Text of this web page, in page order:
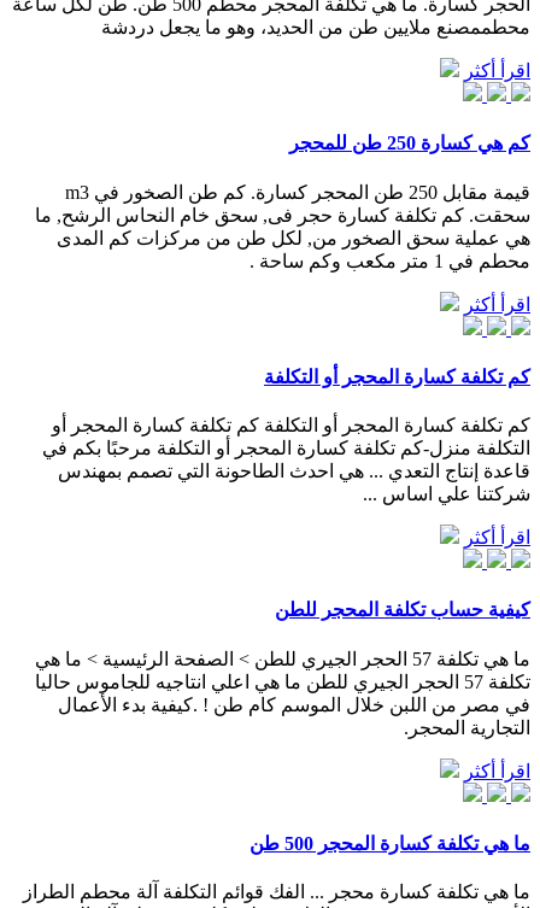
الحجر كسارة. ما هي تكلفة المحجر محطم 500 طن. طن لكل ساعة
محطممصنع ملايين طن من الحديد، وهو ما يجعل دردشة
اقرأ أكثر
كم هي كسارة 250 طن للمحجر
قيمة مقابل 250 طن المحجر كسارة. كم طن الصخور في m3
سحقت. كم تكلفة كسارة حجر فى, سحق خام النحاس الرشح, ما
هي عملية سحق الصخور من, لكل طن من مركزات كم المدى
محطم في 1 متر مكعب وكم ساحة .
اقرأ أكثر
كم تكلفة كسارة المحجر أو التكلفة
كم تكلفة كسارة المحجر أو التكلفة كم تكلفة كسارة المحجر أو
التكلفة منزل-كم تكلفة كسارة المحجر أو التكلفة مرحبًا بكم في
قاعدة إنتاج التعدي ... هي احدث الطاحونة التي تصمم بمهندس
شركتنا علي اساس ...
اقرأ أكثر
كيفية حساب تكلفة المحجر للطن
ما هي تكلفة 57 الحجر الجيري للطن > الصفحة الرئيسية > ما هي
تكلفة 57 الحجر الجيري للطن ما هي اعلي انتاجيه للجاموس حاليا
في مصر من اللبن خلال الموسم كام طن ! .كيفية بدء الأعمال
التجارية المحجر.
اقرأ أكثر
ما هي تكلفة كسارة المحجر 500 طن
ما هي تكلفة كسارة محجر ... الفك قوائم التكلفة آلة محطم الطراز